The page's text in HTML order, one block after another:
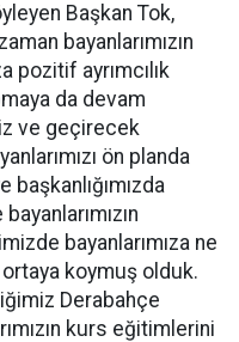
Başkan Tok,
bayanlarımızın
pozitif ayrımcılık
da devam
ve geçirecek
ön planda
bayanlarımıza ne
koymuş olduk.
Derabahçe
kurs eğitimlerini